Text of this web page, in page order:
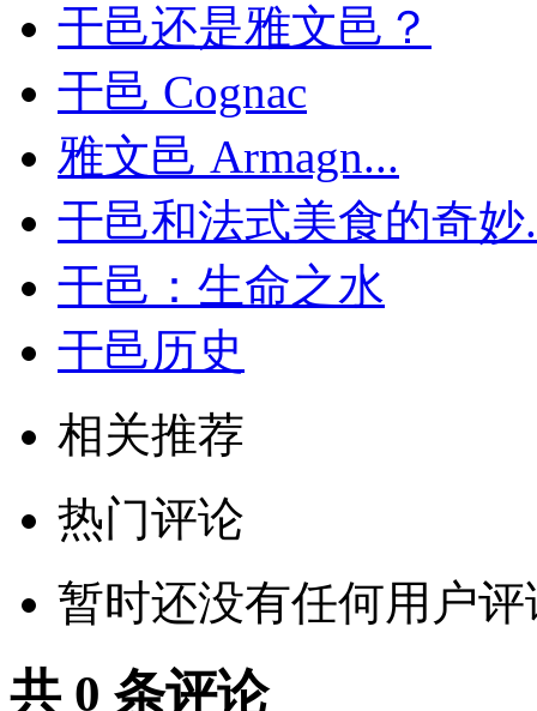
干邑还是雅文邑？
干邑 Cognac
雅文邑 Armagn...
干邑和法式美食的奇妙
干邑：生命之水
干邑历史
相关推荐
热门评论
暂时还没有任何用户评
共 0 条评论